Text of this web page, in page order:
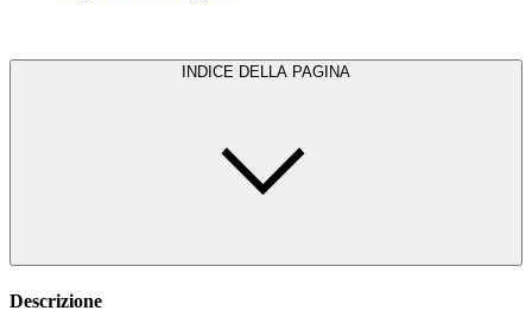
INDICE DELLA PAGINA
Descrizione